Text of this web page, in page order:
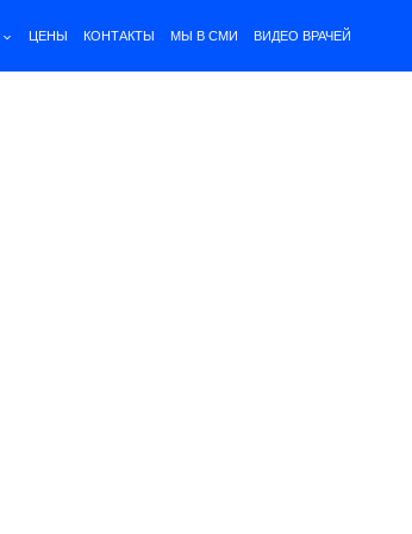
ЦЕНЫ КОНТАКТЫ МЫ В СМИ ВИДЕО ВРАЧЕЙ